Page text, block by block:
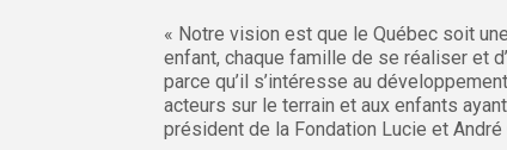
« Notre vision est que le Québec soit
enfant, chaque famille de se réaliser et
parce qu’il s’intéresse au
acteurs sur le terrain et aux enfants
président de la Fondation Lucie et André